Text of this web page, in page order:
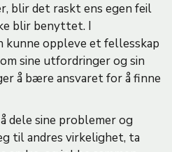
blir det raskt ens egen feil
blir benyttet. I
kunne oppleve et fellesskap
sine utfordringer og sin
å bære ansvaret for å finne
dele sine problemer og
til andres virkelighet, ta